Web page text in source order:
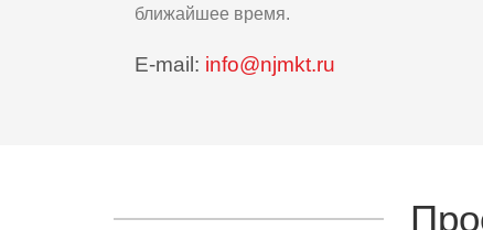
ближайшее время.
E-mail: info@njmkt.ru